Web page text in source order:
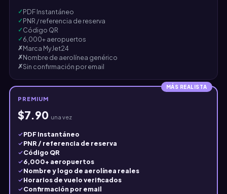
✓PDF Instantáneo
✓PNR / referencia de reserva
✓Código QR
✓6,000+ aeropuertos
✗Marca MyJet24
✗Nombre de aerolínea genérico
✗Sin confirmación por email
MÁS REALISTA
PREMIUM
$7.90 una vez
PDF Instantáneo
PNR / referencia de reserva
Código QR
6,000+ aeropuertos
Nombre y logo de aerolínea reales
Horarios de vuelo verificados
Confirmación por email